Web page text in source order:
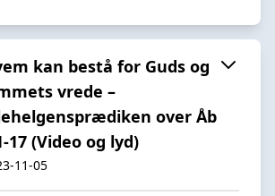
kan bestå for Guds og
vrede –
over Åb
17 (Video og lyd)
11-05